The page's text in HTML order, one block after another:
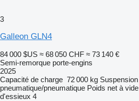
3
Galleon GLN4
84 000 $US ≈ 68 050 CHF ≈ 73 140 €
Semi-remorque porte-engins
2025
Capacité de charge 72 000 kg Suspension
pneumatique/pneumatique Poids net à vide
d'essieux 4